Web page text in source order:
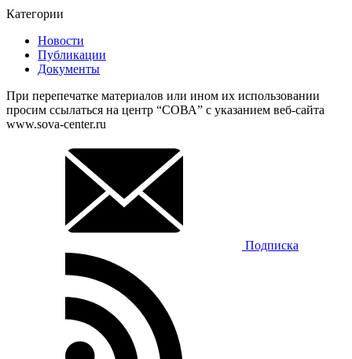
Категории
Новости
Публикации
Документы
При перепечатке материалов или ином их использовании
просим ссылаться на центр “СОВА” с указанием веб-сайта
www.sova-center.ru
Подписка